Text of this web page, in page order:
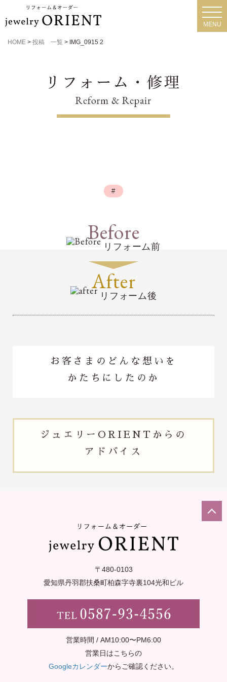
MENU
HOME > 投稿 一覧 > IMG_0915 2
#
Before
リフォーム前
After
リフォーム後
お客さまのどんな想いを
かたちにしたのか
ジュエリー ORIENTからの
アドバイス
〒480-0103
愛知県丹羽郡扶桑町柏森字寺裏104光和ビル
営業時間 / AM10:00〜PM6:00
営業日はこちらの
Googleカレンダーからご確認ください。